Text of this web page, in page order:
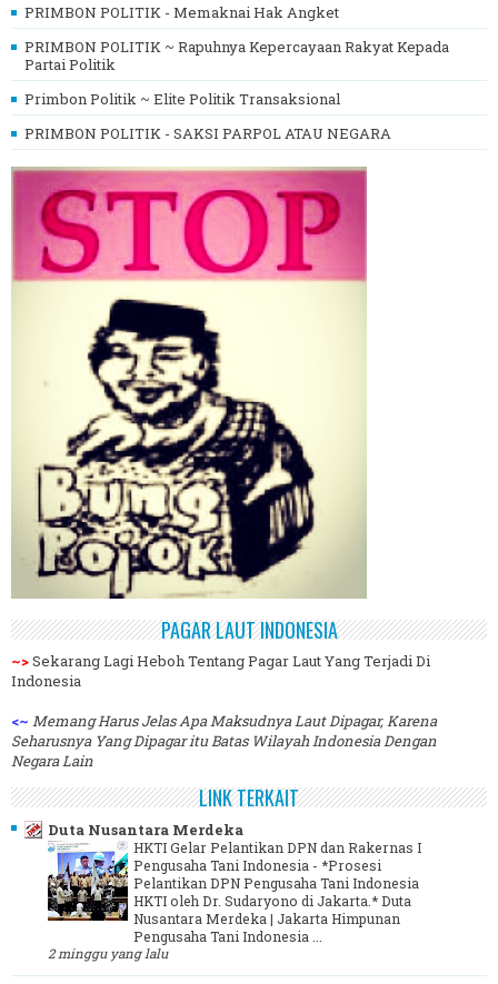
PRIMBON POLITIK - Memaknai Hak Angket
PRIMBON POLITIK ~ Rapuhnya Kepercayaan Rakyat Kepada
Partai Politik
Primbon Politik ~ Elite Politik Transaksional
PRIMBON POLITIK - SAKSI PARPOL ATAU NEGARA
PAGAR LAUT INDONESIA
~>Sekarang Lagi Heboh Tentang Pagar Laut Yang Terjadi Di
Indonesia
<~ Memang Harus Jelas Apa Maksudnya Laut Dipagar, Karena
Seharusnya Yang Dipagar itu Batas Wilayah Indonesia Dengan
Negara Lain
LINK TERKAIT
Duta Nusantara Merdeka
HKTI Gelar Pelantikan DPN dan Rakernas I
Pengusaha Tani Indonesia - *Prosesi
Pelantikan DPN Pengusaha Tani Indonesia
HKTI oleh Dr. Sudaryono di Jakarta.* Duta
Nusantara Merdeka | Jakarta Himpunan
Pengusaha Tani Indonesia ...
2 minggu yang lalu